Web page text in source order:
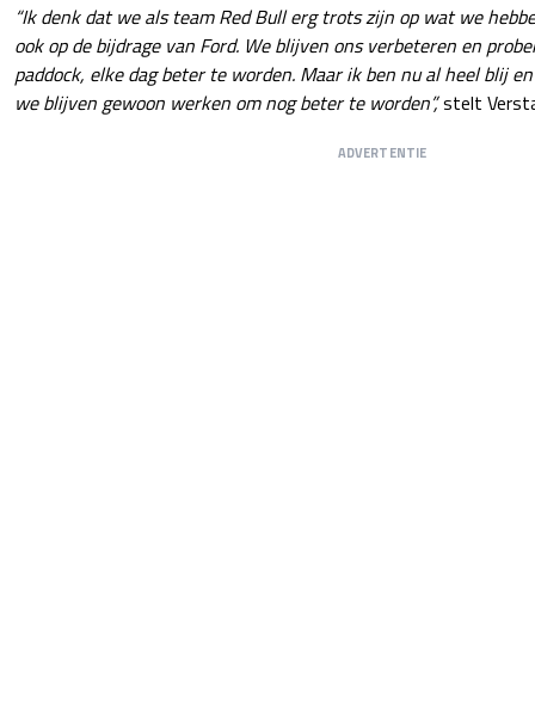
“Ik denk dat we als team Red Bull erg trots zijn op wat we
ook op de bijdrage van Ford. We blijven ons verbeteren en
paddock, elke dag beter te worden. Maar ik ben nu al heel blij
we blijven gewoon werken om nog beter te worden”,stelt
ADVERTENTIE